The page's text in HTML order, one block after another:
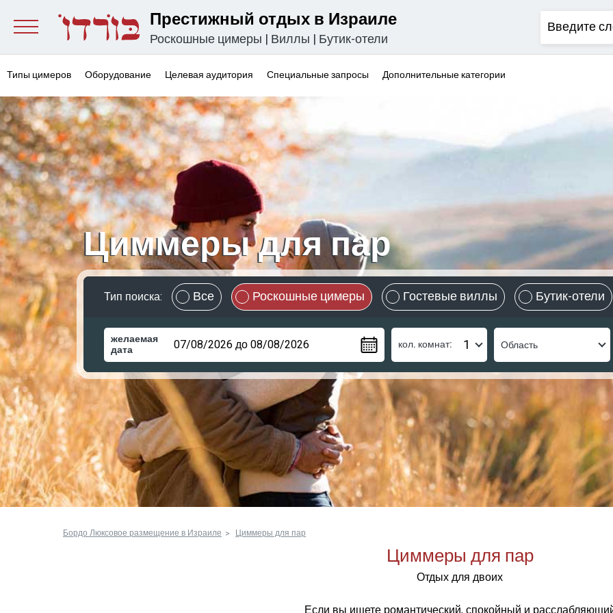
Престижный отдых в Израиле
Роскошные цимеры | Виллы | Бутик-отели
Типы цимеров Оборудование Целевая аудитория Специальные запросы Дополнительные категории
Циммеры для пар
Тип поиска: Все Роскошные цимеры Гостевые виллы Бутик-отели
желаемая
дата кол. комнат:
Бордо Люксовое размещение в Израиле Циммеры для пар
Циммеры для пар
Отдых для двоих